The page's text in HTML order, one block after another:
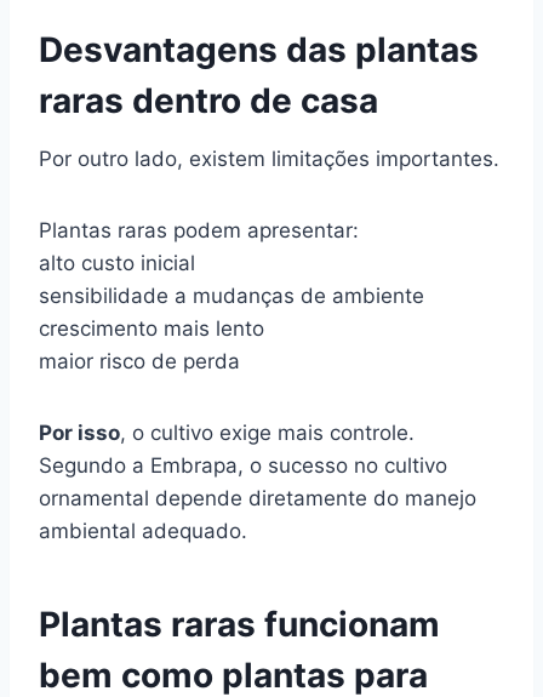
Desvantagens das plantas
raras dentro de casa
Por outro lado, existem limitações importantes.
Plantas raras podem apresentar:
alto custo inicial
sensibilidade a mudanças de ambiente
crescimento mais lento
maior risco de perda
Por isso, o cultivo exige mais controle.
Segundo a Embrapa, o sucesso no cultivo
ornamental depende diretamente do manejo
ambiental adequado.
Plantas raras funcionam
bem como plantas para